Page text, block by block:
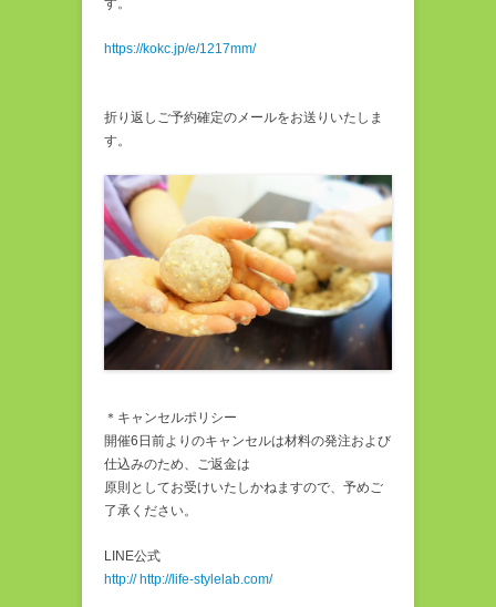
す。
https://kokc.jp/e/1217mm/
折り返しご予約確定のメールをお送りいたしま
す。
＊キャンセルポリシー
開催6日前よりのキャンセルは材料の発注および
仕込みのため、ご返金は
原則としてお受けいたしかねますので、予めご
了承ください。
LINE公式
http:// http://life-stylelab.com/